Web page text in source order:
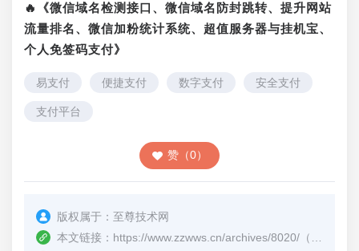
🔥《微信域名检测接口、微信域名防封跳转、提升网站
流量排名、微信加粉统计系统、超值服务器与挂机宝、
个人免签码支付》
易支付 便捷支付 数字支付 安全支付
支付平台
赞（0）
版权属于： 至尊技术网
本文链接： https://www.zzwws.cn/archives/8020/ （转载时请注明本文出处及文章链接）